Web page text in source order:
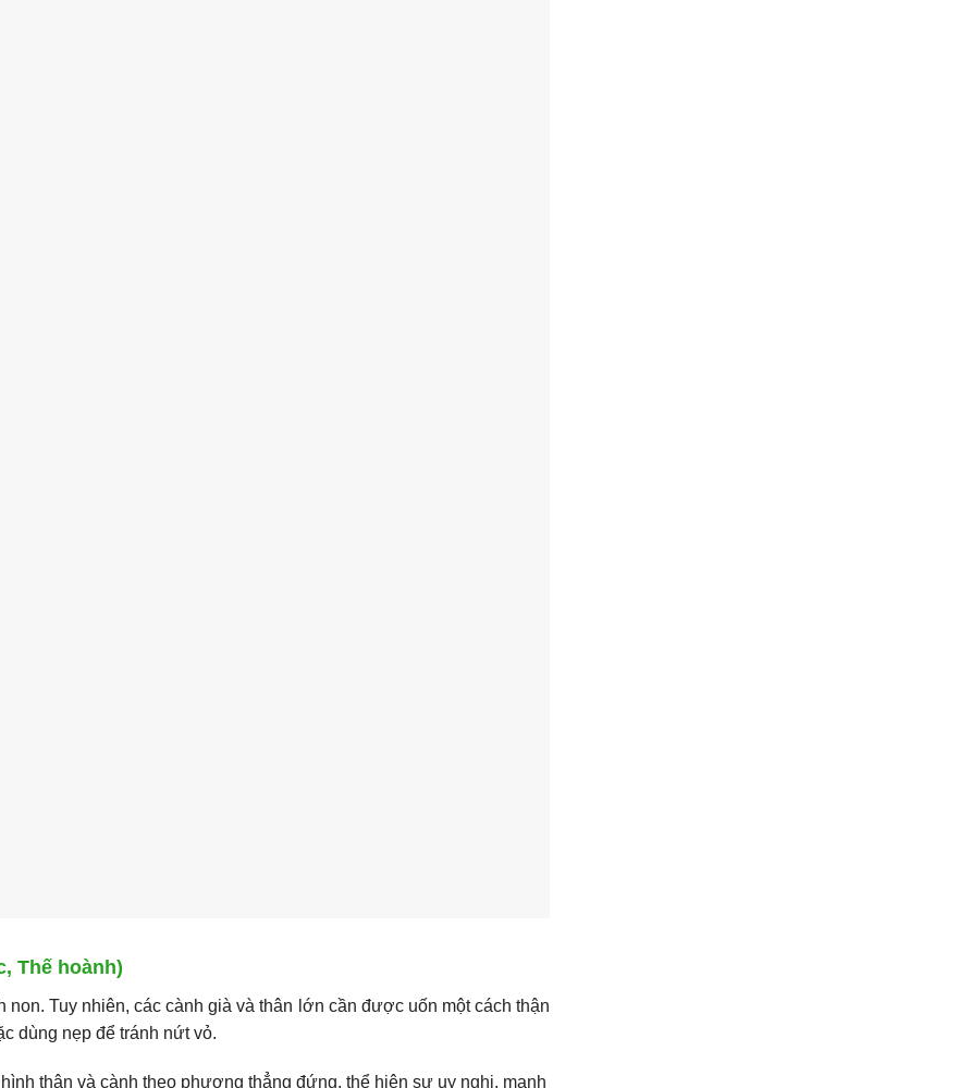
Thế hoành)
Tuy nhiên, các cành già và thân lớn cần được uốn một cách thận
dùng nẹp để tránh nứt vỏ.
thân và cành theo phương thẳng đứng, thể hiện sự uy nghi, mạnh